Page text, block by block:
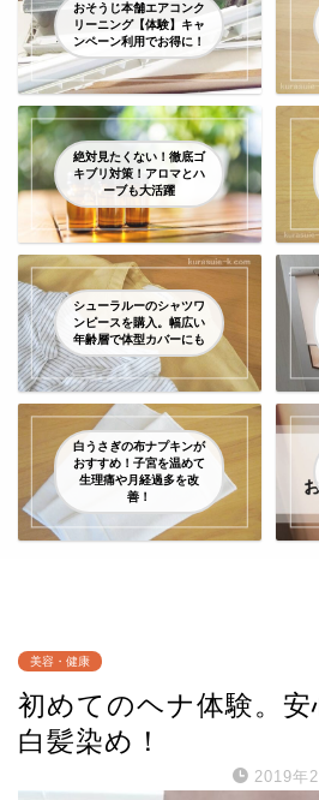
おそうじ本舗エアコンク
リーニング【体験】キャ
ンペーン利用でお得に！
絶対見たくない！徹底ゴ
キブリ対策！アロマとハ
ーブも大活躍
シューラルーのシャツワ
ンピースを購入。幅広い
年齢層で体型カバーにも
白うさぎの布ナプキンが
おすすめ！子宮を温めて
生理痛や月経過多を改
善！
美容・健康
初めてのヘナ体験。
白髪染め！
2019年